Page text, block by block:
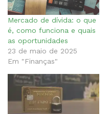
Mercado de dívida: o que
é, como funciona e quais
as oportunidades
23 de maio de 2025
Em "Finanças"